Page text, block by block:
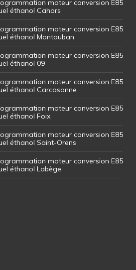
moteur conversion E85
éthanol Cahors
moteur conversion E85
éthanol Montauban
moteur conversion E85
éthanol 09
moteur conversion E85
éthanol Carcasonne
moteur conversion E85
éthanol Foix
moteur conversion E85
éthanol Saint-Orens
moteur conversion E85
éthanol Labège